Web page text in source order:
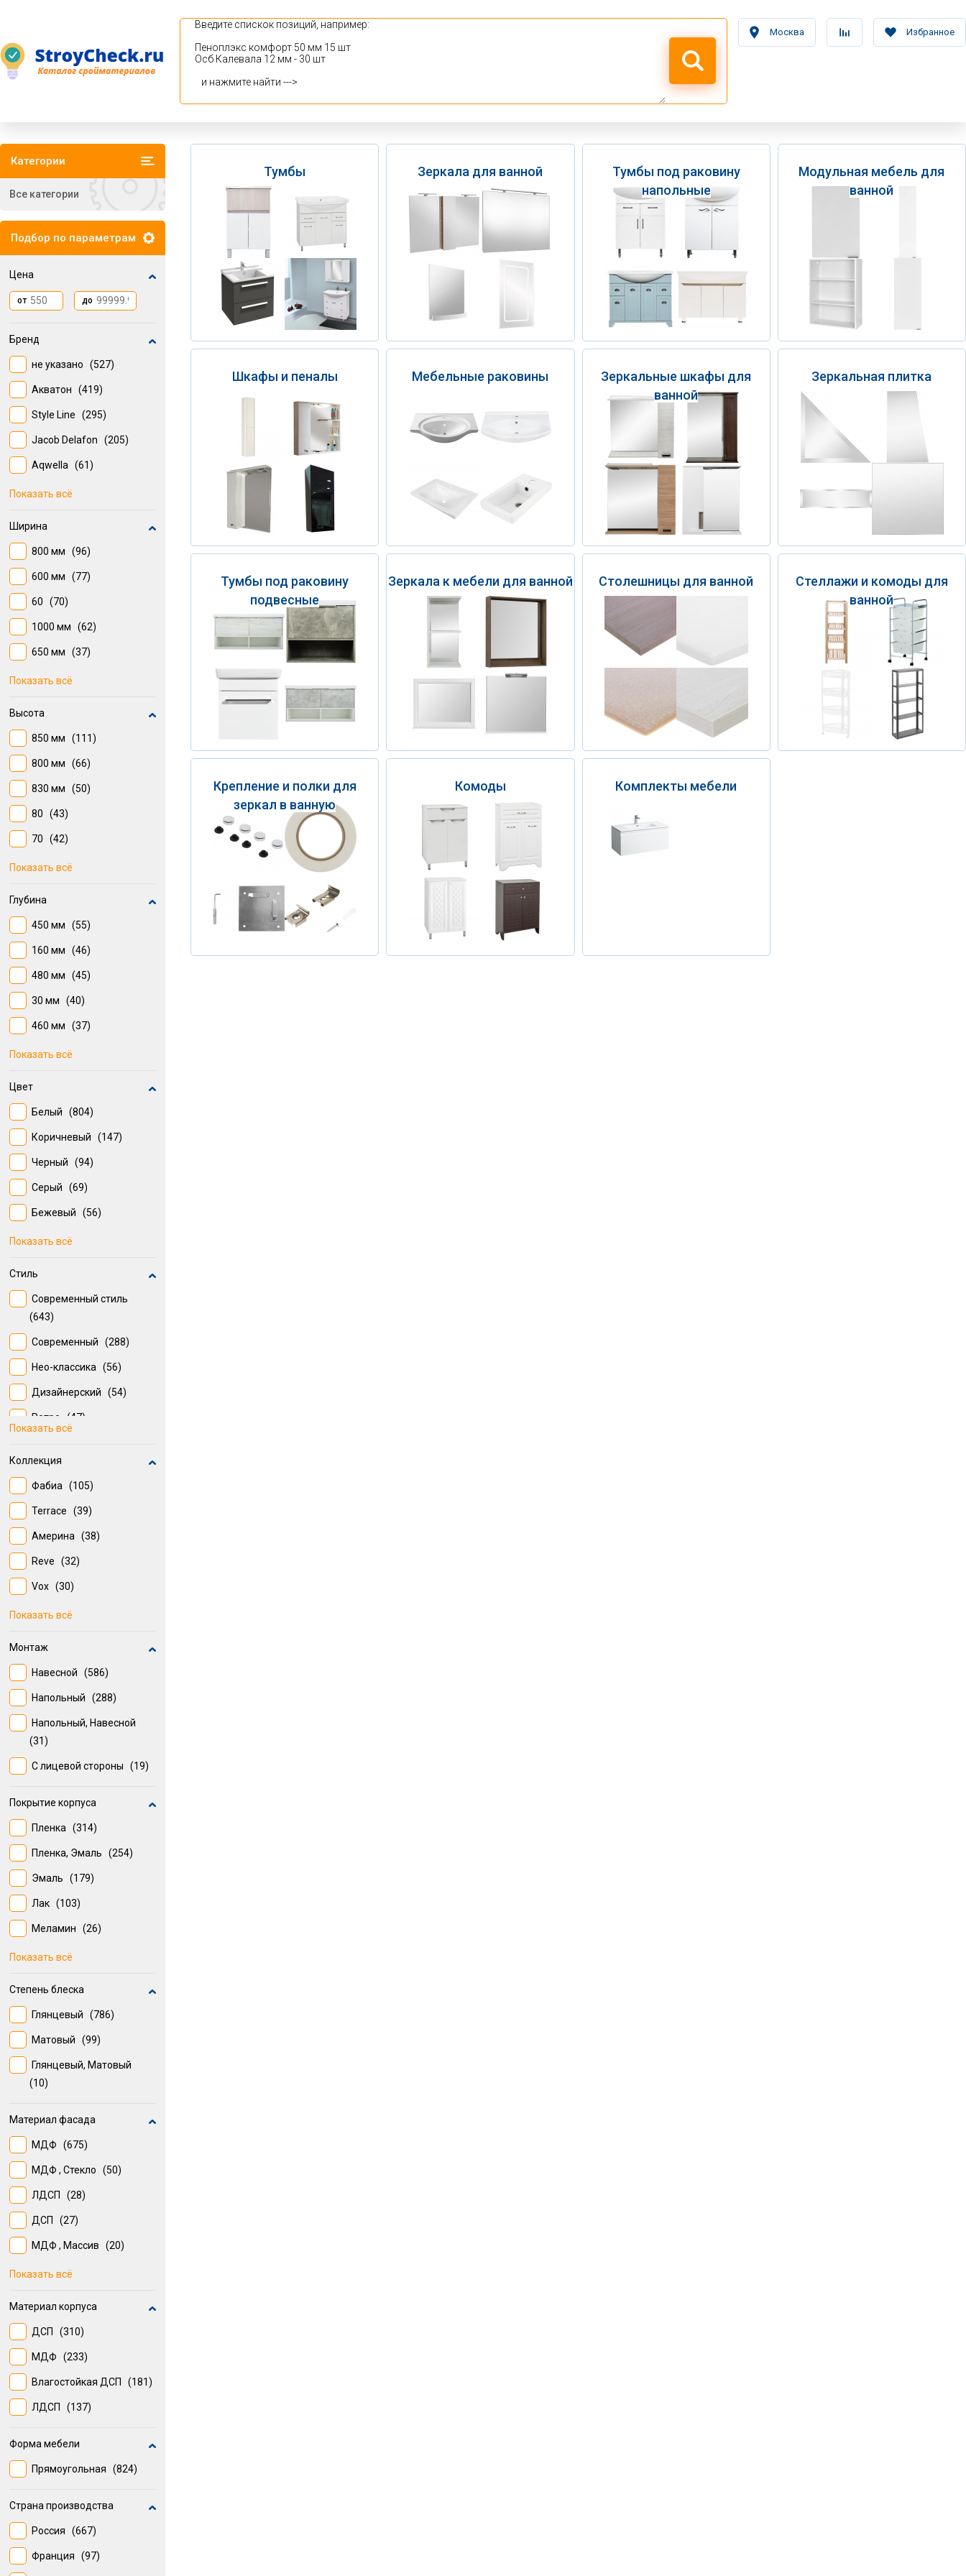
Москва Избранное
Категории
Все категории
Подбор по параметрам
Цена
от до
Бренд
не указано (527)
Акватон (419)
Style Line (295)
Jacob Delafon (205)
Aqwella (61)
SENSEA(47)
Показать всё
Ширина
800 мм (96)
600 мм (77)
60 (70)
1000 мм (62)
650 мм (37)
500 мм(34)
Показать всё
Высота
850 мм (111)
800 мм (66)
830 мм (50)
80 (43)
70 (42)
700 мм(35)
Показать всё
Глубина
450 мм (55)
160 мм (46)
480 мм (45)
30 мм (40)
460 мм (37)
300 мм(30)
Показать всё
Цвет
Белый (804)
Коричневый (147)
Черный (94)
Серый (69)
Бежевый (56)
Серебро
Показать всё
Стиль
Современный стиль
(643)
Современный (288)
Нео-классика (56)
Дизайнерский (54)
Ретро (47)
Индустриальный
Hi-tech (18)
Современный
классический(18)
Основное(13)
Показать всё
Коллекция
Фабиа (105)
Terrace (39)
Америна (38)
Reve (32)
Vox (30)
Венеция
Олеандр-2
Rythmik(20)
Показать всё
Монтаж
Навесной (586)
Напольный (288)
Напольный, Навесной
(31)
С лицевой стороны (19)
Покрытие корпуса
Пленка (314)
Пленка, Эмаль (254)
Эмаль (179)
Лак (103)
Меламин (26)
Шпон(12)
Показать всё
Степень блеска
Глянцевый (786)
Матовый (99)
Глянцевый, Матовый
(10)
Материал фасада
МДФ (675)
МДФ , Стекло (50)
ЛДСП (28)
ДСП (27)
МДФ , Массив (20)
Стекло(19)
(11)
МДФ , Зеркало
Показать всё
Материал корпуса
ДСП (310)
МДФ (233)
Влагостойкая ДСП (181)
ЛДСП (137)
Форма мебели
Прямоугольная (824)
Страна производства
Россия (667)
Франция (97)
Тумбы Зеркала для ванной
Тумбы под раковину
напольные
Модульная мебель для
ванной
Шкафы и пеналы Мебельные раковины
Зеркальные шкафы для
ванной
Зеркальная плитка
Тумбы под раковину
подвесные
Зеркала к мебели для ванной Столешницы для ванной
Стеллажи и комоды для
ванной
Крепление и полки для
зеркал в ванную
Комоды Комплекты мебели